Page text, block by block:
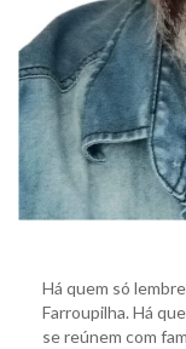
Há quem só
Farroupilha. Há
se reúnem com